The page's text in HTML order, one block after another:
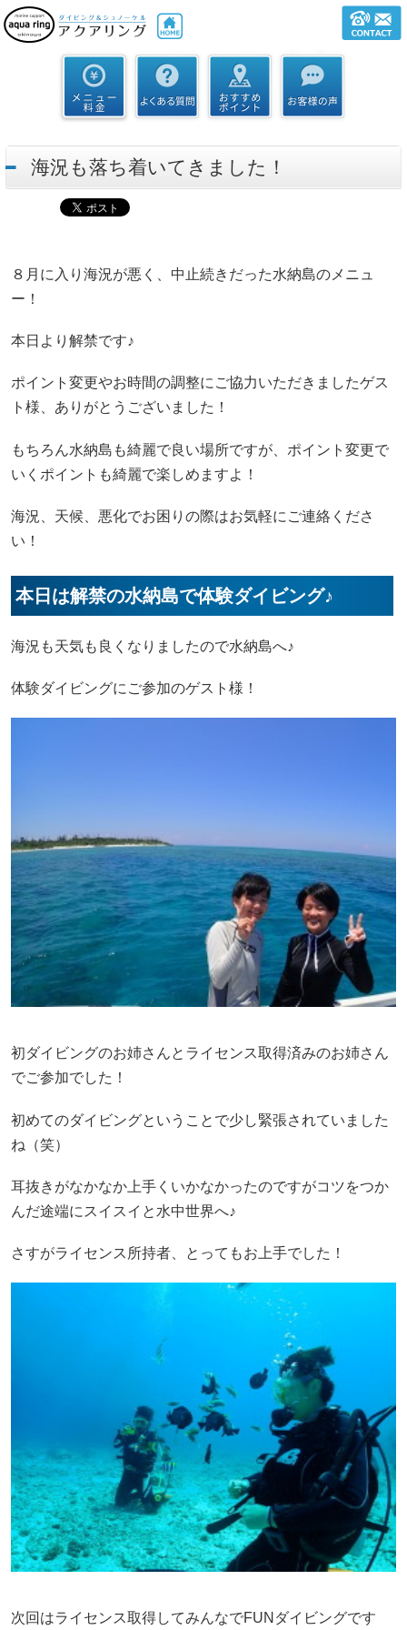
海況も落ち着いてきました！
８月に入り海況が悪く、中止続きだった水納島のメニュ
ー！
本日より解禁です♪
ポイント変更やお時間の調整にご協力いただきましたゲス
ト様、ありがとうございました！
もちろん水納島も綺麗で良い場所ですが、ポイント変更で
いくポイントも綺麗で楽しめますよ！
海況、天候、悪化でお困りの際はお気軽にご連絡くださ
い！
本日は解禁の水納島で体験ダイビング♪
海況も天気も良くなりましたので水納島へ♪
体験ダイビングにご参加のゲスト様！
初ダイビングのお姉さんとライセンス取得済みのお姉さん
でご参加でした！
初めてのダイビングということで少し緊張されていました
ね（笑）
耳抜きがなかなか上手くいかなかったのですがコツをつか
んだ途端にスイスイと水中世界へ♪
さすがライセンス所持者、とってもお上手でした！
次回はライセンス取得してみんなでFUNダイビングです